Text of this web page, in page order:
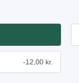
-12,00 kr.